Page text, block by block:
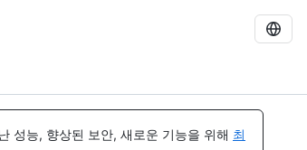
성능, 향상된 보안, 새로운 기능을 위해 최